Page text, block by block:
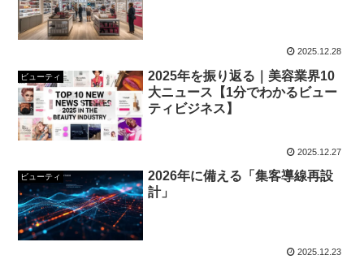
2025.12.28
ビューティ
2025年を振り返る｜美容業界10
大ニュース【1分でわかるビュー
ティビジネス】
2025.12.27
ビューティ
2026年に備える「集客導線再設
計」
2025.12.23